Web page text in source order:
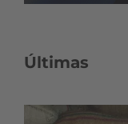
Últimas